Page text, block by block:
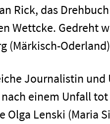
Rick, das
Wettcke. Gedreht
(Märkisch-
Journalistin
einem Unfall
Olga Lenski (Maria